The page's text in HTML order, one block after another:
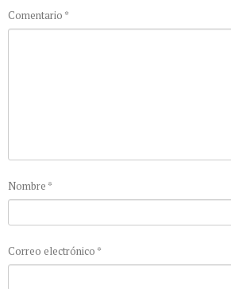
Comentario *
Nombre *
Correo electrónico *